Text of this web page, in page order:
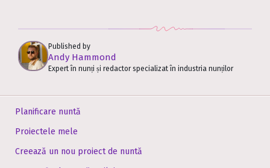
Published by
Andy Hammond
Expert în nunți și redactor specializat în industria nunților
Planificare nuntă
Proiectele mele
Creează un nou proiect de nuntă